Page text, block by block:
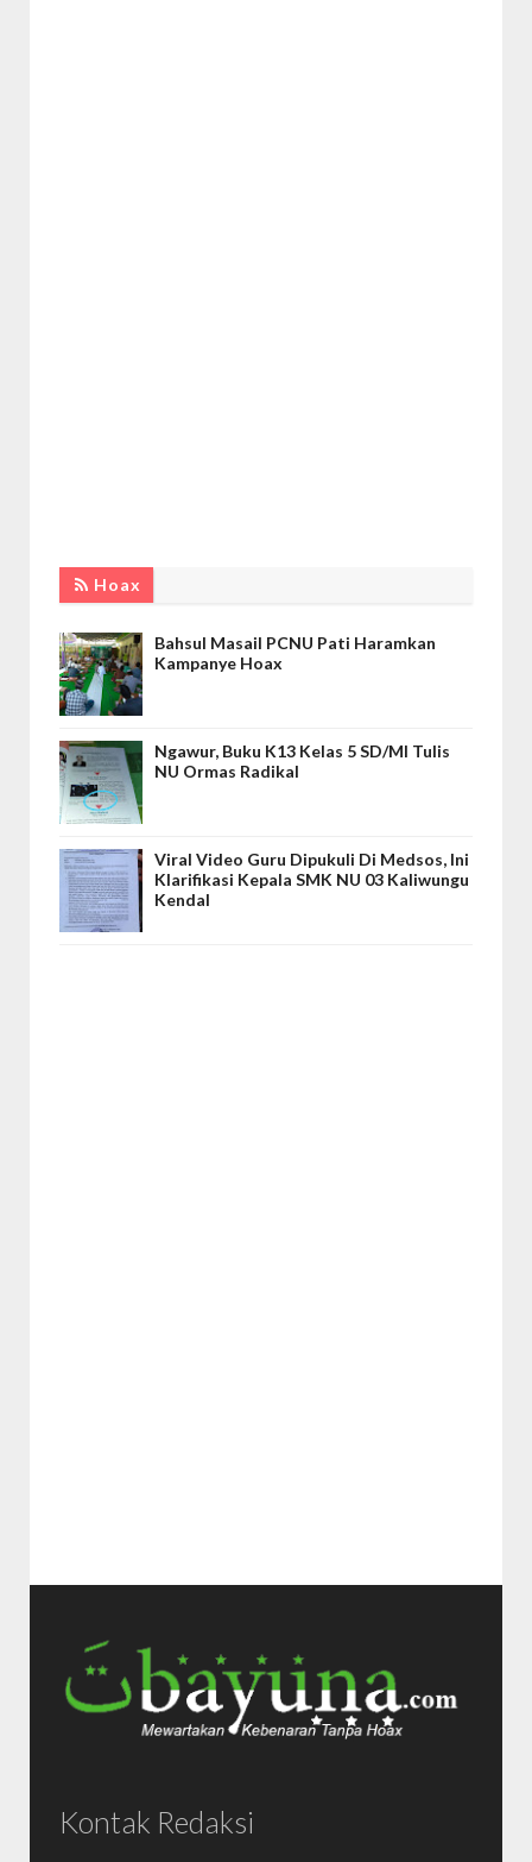
Hoax
Bahsul Masail PCNU Pati Haramkan
Kampanye Hoax
Ngawur, Buku K13 Kelas 5 SD/MI Tulis
NU Ormas Radikal
Viral Video Guru Dipukuli Di Medsos, Ini
Klarifikasi Kepala SMK NU 03 Kaliwungu
Kendal
Kontak Redaksi